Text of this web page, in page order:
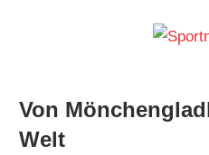
Werbung
für
Von
Welt